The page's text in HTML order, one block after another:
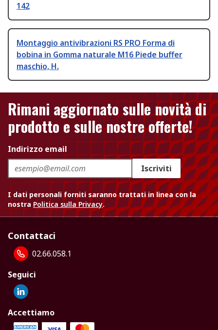
142
Montaggio antivibrazioni RS PRO Forma di
bobina in Gomma naturale M16 Piede buffer
maschio, H.
Rimani aggiornato sulle novità di
prodotto e sulle nostre offerte!
Indirizzo email
Iscriviti
I dati personali forniti saranno trattati in linea con la
nostra Politica sulla Privacy.
Contattaci
02.66.058.1
Seguici
Accettiamo